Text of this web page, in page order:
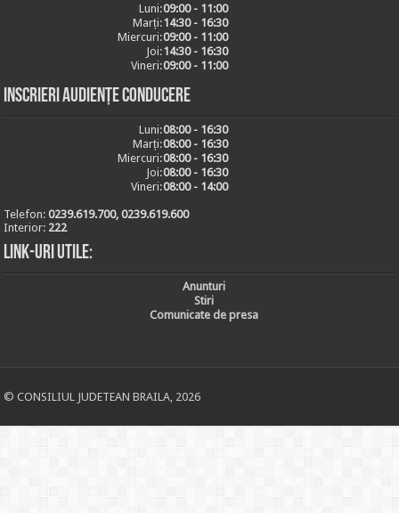
Luni:09:00 - 11:00
Marți:14:30 - 16:30
Miercuri:09:00 - 11:00
Joi:14:30 - 16:30
Vineri:09:00 - 11:00
Inscrieri audiențe conducere
Luni:08:00 - 16:30
Marți:08:00 - 16:30
Miercuri:08:00 - 16:30
Joi:08:00 - 16:30
Vineri:08:00 - 14:00
Telefon:0239.619.700, 0239.619.600
Interior: 222
Link-uri utile:
Anunturi
Stiri
Comunicate de presa
© CONSILIUL JUDETEAN BRAILA, 2026